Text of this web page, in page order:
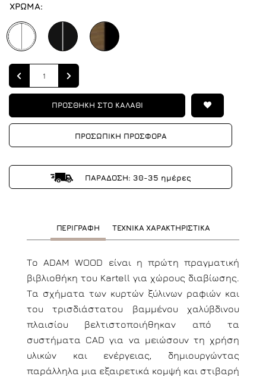
ΧΡΩΜΑ:
Quantity
ΠΡΟΣΘΗΚΗ ΣΤΟ ΚΑΛΑΘΙ
ΠΡΟΣΩΠΙΚΗ ΠΡΟΣΦΟΡΑ
ΠΑΡΑΔΟΣΗ: 30-35 ημέρες
ΠΕΡΙΓΡΑΦΗ ΤΕΧΝΙΚΑ ΧΑΡΑΚΤΗΡΙΣΤΙΚΑ
Το ADAM WOOD είναι η πρώτη πραγματική
βιβλιοθήκη του Kartell για χώρους διαβίωσης.
Τα σχήματα των κυρτών ξύλινων ραφιών και
του τρισδιάστατου βαμμένου χαλύβδινου
πλαισίου βελτιστοποιήθηκαν από τα
συστήματα CAD για να μειώσουν τη χρήση
υλικών και ενέργειας, δημιουργώντας
παράλληλα μια εξαιρετικά κομψή και στιβαρή